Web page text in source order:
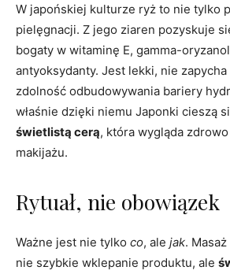
W japońskiej kulturze ryż to nie tylko
pielęgnacji. Z jego ziaren pozyskuje
bogaty w witaminę E, gamma-
antyoksydanty. Jest lekki, nie
zdolność odbudowywania bariery
właśnie dzięki niemu Japonki cieszą
świetlistą cerą, która wygląda
makijażu.
Rytuał, nie obowiązek
Ważne jest nie tylko co, ale jak.
nie szybkie wklepanie produktu, ale